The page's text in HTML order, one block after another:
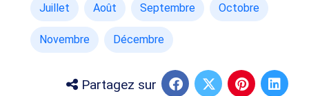
Juillet Août Septembre Octobre
Novembre Décembre
Partagez sur